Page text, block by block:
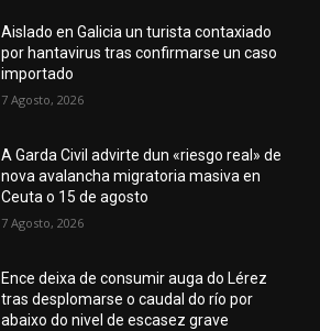
Aislado en Galicia un turista contaxiado
por hantavirus tras confirmarse un caso
importado
7 Agosto, 2026
A Garda Civil advirte dun «riesgo real» de
nova avalancha migratoria masiva en
Ceuta o 15 de agosto
7 Agosto, 2026
Ence deixa de consumir auga do Lérez
tras desplomarse o caudal do río por
abaixo do nivel de escasez grave